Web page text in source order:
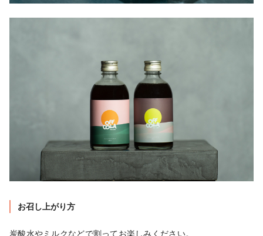
お召し上がり方
炭酸水やミルクなどで割ってお楽しみください。